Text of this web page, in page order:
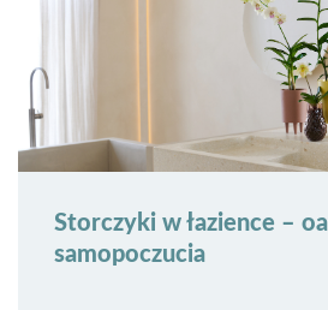
Storczyki w łazience –
samopoczucia